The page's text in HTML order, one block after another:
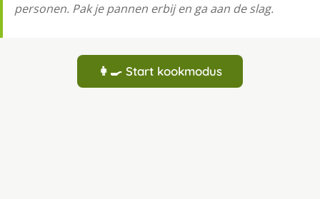
personen. Pak je pannen erbij en ga aan de slag.
👩‍🍳 Start kookmodus